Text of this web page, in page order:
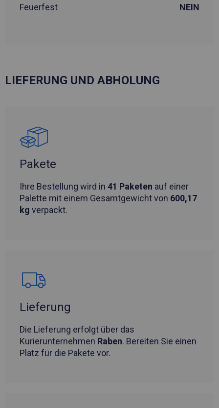
Feuerfest NEIN
LIEFERUNG UND ABHOLUNG
Pakete
Ihre Bestellung wird in 41 Paketen auf einer
Palette mit einem Gesamtgewicht von 600,17
kg verpackt.
Lieferung
Die Lieferung erfolgt über das
Kurierunternehmen Raben. Bereiten Sie einen
Platz für die Pakete vor.